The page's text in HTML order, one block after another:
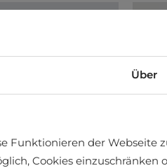
Über
Funktionieren der Webseite
Cookies einzuschränken